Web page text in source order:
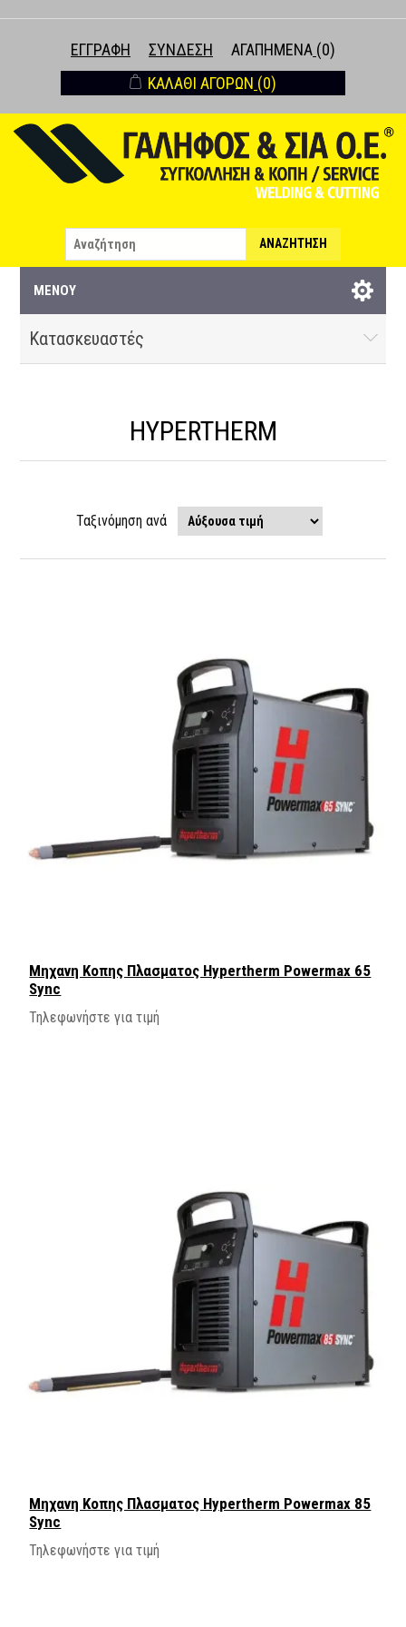
ΕΓΓΡΑΦΉ ΣΎΝΔΕΣΗ ΑΓΑΠΗΜΈΝΑ (0)
ΚΑΛΆΘΙ ΑΓΟΡΏΝ (0)
ΑΝΑΖΉΤΗΣΗ
ΜΕΝΟΎ
Κατασκευαστές
HYPERTHERM
Ταξινόμηση ανά
Μηχανη Κοπης Πλασματος Hypertherm Powermax 65
Sync
Τηλεφωνήστε για τιμή
Μηχανη Κοπης Πλασματος Hypertherm Powermax 85
Sync
Τηλεφωνήστε για τιμή